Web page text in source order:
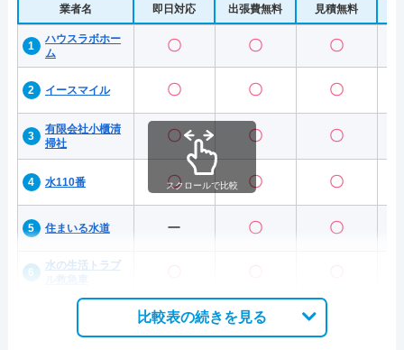
業者名 即日対応 出張費無料 見積無料
ハウスラボホー
ム
〇 〇 〇
イースマイル 〇 〇 〇
有限会社小櫃清
掃社
〇 〇 〇
水110番 〇 〇 〇
住まいる水道 ー 〇 〇
水の生活トラブ
スクロールで比較
比較表の続きを見る